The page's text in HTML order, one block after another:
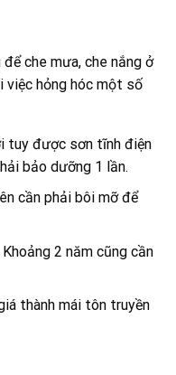
che mưa, che nắng ở
việc hỏng hóc một số
tuy được sơn tĩnh điện
bảo dưỡng 1 lần.
cần phải bôi mỡ để
2 năm cũng cần
thành mái tôn truyền